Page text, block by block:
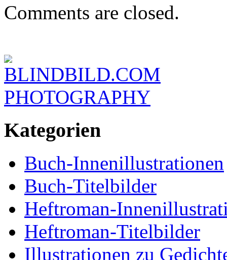
Comments are closed.
BLINDBILD.COM
PHOTOGRAPHY
Kategorien
Buch-Innenillustrationen
Buch-Titelbilder
Heftroman-
Heftroman-Titelbilder
Illustrationen zu